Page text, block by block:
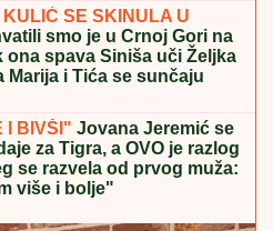
PA POKAZALA TELO U
porođaja ima telo za
a kada se skine